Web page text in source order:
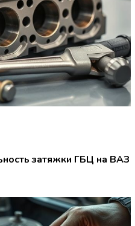
затяжки ГБЦ на ВАЗ